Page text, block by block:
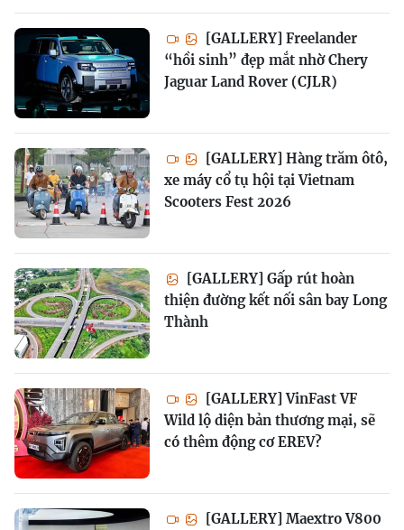
[GALLERY] Freelander
“hồi sinh” đẹp mắt nhờ Chery
Jaguar Land Rover (CJLR)
[GALLERY] Hàng trăm ôtô,
xe máy cổ tụ hội tại Vietnam
Scooters Fest 2026
[GALLERY] Gấp rút hoàn
thiện đường kết nối sân bay Long
Thành
[GALLERY] VinFast VF
Wild lộ diện bản thương mại, sẽ
có thêm động cơ EREV?
[GALLERY] Maextro V800